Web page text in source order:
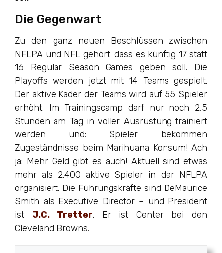
Die Gegenwart
Zu den ganz neuen Beschlüssen zwischen
NFLPA und NFL gehört, dass es künftig 17 statt
16 Regular Season Games geben soll. Die
Playoffs werden jetzt mit 14 Teams gespielt.
Der aktive Kader der Teams wird auf 55 Spieler
erhöht. Im Trainingscamp darf nur noch 2,5
Stunden am Tag in voller Ausrüstung trainiert
werden und: Spieler bekommen
Zugeständnisse beim Marihuana Konsum! Ach
ja: Mehr Geld gibt es auch! Aktuell sind etwas
mehr als 2.400 aktive Spieler in der NFLPA
organisiert. Die Führungskräfte sind DeMaurice
Smith als Executive Director – und President
ist J.C. Tretter. Er ist Center bei den
Cleveland Browns.